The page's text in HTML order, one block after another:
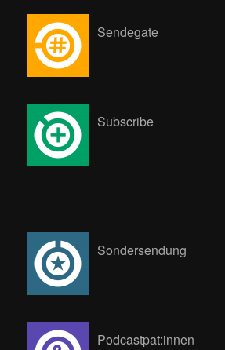
Sendegate
Subscribe
Sondersendung
Podcastpat:innen